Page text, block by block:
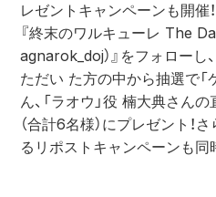
レゼントキャンペーンも開催！
『終末のワルキューレ The
agnarok_doj）』をフォローし
ただい た方の中から抽選で「
ん、「ラオウ」役 楠大典さん
（合計6名様）にプレゼント！
るリポストキャンペーンも同